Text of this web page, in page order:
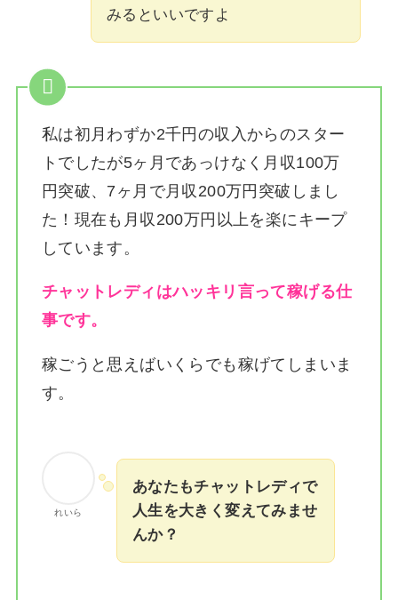
みるといいですよ
私は初月わずか2千円の収入からのスター
トでしたが5ヶ月であっけなく月収100万
円突破、7ヶ月で月収200万円突破しまし
た！ 現在も月収200万円以上を楽にキープ
しています。
チャットレディはハッキリ言って稼げる仕
事です。
稼ごうと思えばいくらでも稼げてしまいま
す。
れいら
あなたもチャットレディで
人生を大きく変えてみませ
んか？